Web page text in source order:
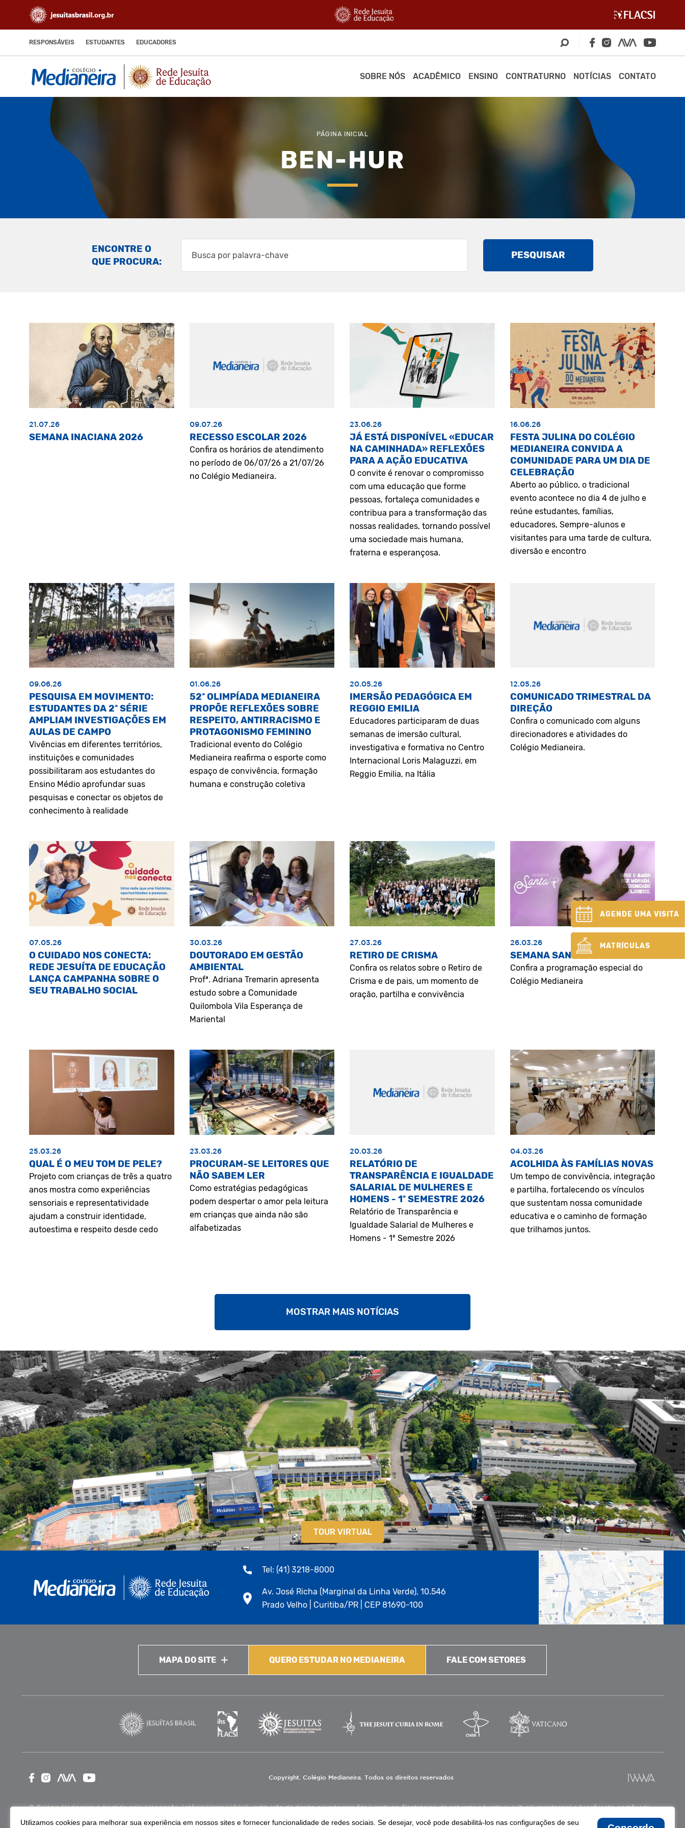
RESPONSÁVEIS ESTUDANTES EDUCADORES
SOBRE NÓS ACADÊMICO ENSINO CONTRATURNO NOTÍCIAS CONTATO
PÁGINA INICIAL
BEN-HUR
ENCONTRE O
QUE PROCURA:
PESQUISAR
21.07.26
SEMANA INACIANA 2026
09.07.26
RECESSO ESCOLAR 2026
Confira os horários de atendimento
no período de 06/07/26 a 21/07/26
no Colégio Medianeira.
23.06.26
JÁ ESTÁ DISPONÍVEL «EDUCAR
NA CAMINHADA» REFLEXÕES
PARA A AÇÃO EDUCATIVA
O convite é renovar o compromisso
com uma educação que forme
pessoas, fortaleça comunidades e
contribua para a transformação das
nossas realidades, tornando possível
uma sociedade mais humana,
fraterna e esperançosa.
16.06.26
FESTA JULINA DO COLÉGIO
MEDIANEIRA CONVIDA A
COMUNIDADE PARA UM DIA DE
CELEBRAÇÃO
Aberto ao público, o tradicional
evento acontece no dia 4 de julho e
reúne estudantes, famílias,
educadores, Sempre-alunos e
visitantes para uma tarde de cultura,
diversão e encontro
09.06.26
PESQUISA EM MOVIMENTO:
ESTUDANTES DA 2ª SÉRIE
AMPLIAM INVESTIGAÇÕES EM
AULAS DE CAMPO
Vivências em diferentes territórios,
instituições e comunidades
possibilitaram aos estudantes do
Ensino Médio aprofundar suas
pesquisas e conectar os objetos de
conhecimento à realidade
01.06.26
52ª OLIMPÍADA MEDIANEIRA
PROPÕE REFLEXÕES SOBRE
RESPEITO, ANTIRRACISMO E
PROTAGONISMO FEMININO
Tradicional evento do Colégio
Medianeira reafirma o esporte como
espaço de convivência, formação
humana e construção coletiva
20.05.26
IMERSÃO PEDAGÓGICA EM
REGGIO EMILIA
Educadores participaram de duas
semanas de imersão cultural,
investigativa e formativa no Centro
Internacional Loris Malaguzzi, em
Reggio Emilia, na Itália
12.05.26
COMUNICADO TRIMESTRAL DA
DIREÇÃO
Confira o comunicado com alguns
direcionadores e atividades do
Colégio Medianeira.
07.05.26
O CUIDADO NOS CONECTA:
REDE JESUÍTA DE EDUCAÇÃO
LANÇA CAMPANHA SOBRE O
SEU TRABALHO SOCIAL
30.03.26
DOUTORADO EM GESTÃO
AMBIENTAL
Profª. Adriana Tremarin apresenta
estudo sobre a Comunidade
Quilombola Vila Esperança de
Mariental
27.03.26
RETIRO DE CRISMA
Confira os relatos sobre o Retiro de
Crisma e de pais, um momento de
oração, partilha e convivência
26.03.26
SEMANA SANTA
Confira a programação especial do
Colégio Medianeira
25.03.26
QUAL É O MEU TOM DE PELE?
Projeto com crianças de três a quatro
anos mostra como experiências
sensoriais e representatividade
ajudam a construir identidade,
autoestima e respeito desde cedo
23.03.26
PROCURAM-SE LEITORES QUE
NÃO SABEM LER
Como estratégias pedagógicas
podem despertar o amor pela leitura
em crianças que ainda não são
alfabetizadas
20.03.26
RELATÓRIO DE
TRANSPARÊNCIA E IGUALDADE
SALARIAL DE MULHERES E
HOMENS - 1º SEMESTRE 2026
Relatório de Transparência e
Igualdade Salarial de Mulheres e
Homens - 1º Semestre 2026
04.03.26
ACOLHIDA ÀS FAMÍLIAS NOVAS
Um tempo de convivência, integração
e partilha, fortalecendo os vínculos
que sustentam nossa comunidade
educativa e o caminho de formação
que trilhamos juntos.
MOSTRAR MAIS NOTÍCIAS
AGENDE UMA VISITA
MATRÍCULAS
TOUR VIRTUAL
Tel: (41) 3218-8000
Av. José Richa (Marginal da Linha Verde), 10.546
Prado Velho | Curitiba/PR | CEP 81690-100
MAPA DO SITE QUERO ESTUDAR NO MEDIANEIRA FALE COM SETORES
Copyright. Colégio Medianeira. Todos os direitos reservados
O Colégio Medianeira é mantido pela Associação Antônio Vieira (ASAV), instituição de direito privado sem fins lucrativos, filantrópica, de natureza educativa, cultural, assistencial e beneficente, certificada
Utilizamos cookies para melhorar sua experiência em nossos sites e fornecer funcionalidade de redes sociais. Se desejar, você pode desabilitá-los nas configurações de seu